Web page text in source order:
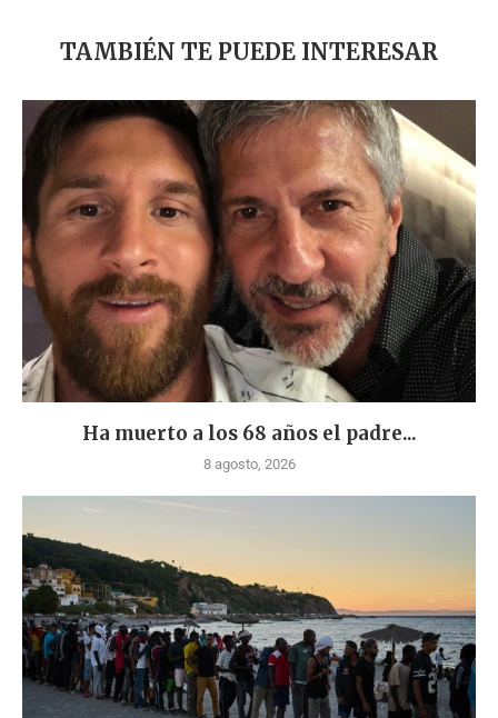
TAMBIÉN TE PUEDE INTERESAR
Ha muerto a los 68 años el padre...
8 agosto, 2026